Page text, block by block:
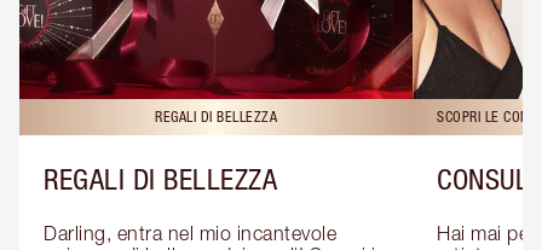
REGALI DI BELLEZZA
REGALI DI BELLEZZA
Darling, entra nel mio incantevole
SCOPRI LE
Hai mai